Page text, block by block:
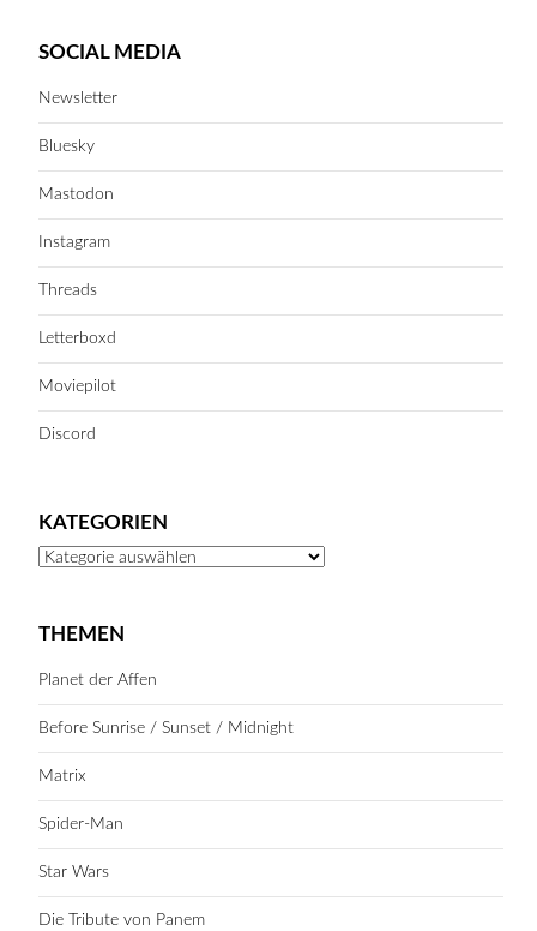
SOCIAL MEDIA
Newsletter
Bluesky
Mastodon
Instagram
Threads
Letterboxd
Moviepilot
Discord
KATEGORIEN
Kategorien
THEMEN
Planet der Affen
Before Sunrise / Sunset / Midnight
Matrix
Spider-Man
Star Wars
Die Tribute von Panem